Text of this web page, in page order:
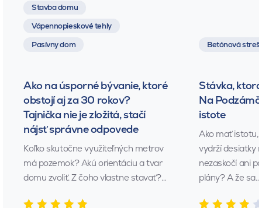
Stavba domu
Vápennopieskové tehly
Pasívny dom
Ako na úsporné bývanie, ktoré
obstojí aj za 30 rokov?
Tajnička nie je zložitá, stačí
nájsť správne odpovede
Koľko skutočne využiteľných metrov
má pozemok? Akú orientáciu a tvar
domu zvoliť. Z čoho vlastne stavať?…
Betónová
Stávka,
Na
istote
Ako mať istotu,
vydrží desiatky
nezaskočí ani
plány? A že sa…